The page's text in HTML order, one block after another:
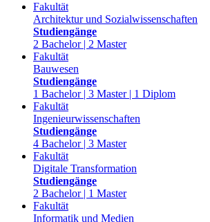
Fakultät
Architektur und Sozialwissenschaften
Studiengänge
2 Bachelor | 2 Master
Fakultät
Bauwesen
Studiengänge
1 Bachelor | 3 Master | 1 Diplom
Fakultät
Ingenieurwissenschaften
Studiengänge
4 Bachelor | 3 Master
Fakultät
Digitale Transformation
Studiengänge
2 Bachelor | 1 Master
Fakultät
Informatik und Medien